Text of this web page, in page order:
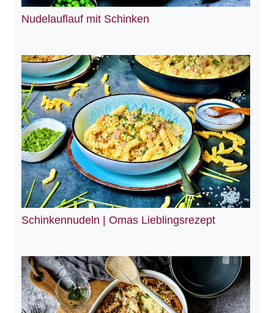
Nudelauflauf mit Schinken
Schinkennudeln | Omas Lieblingsrezept